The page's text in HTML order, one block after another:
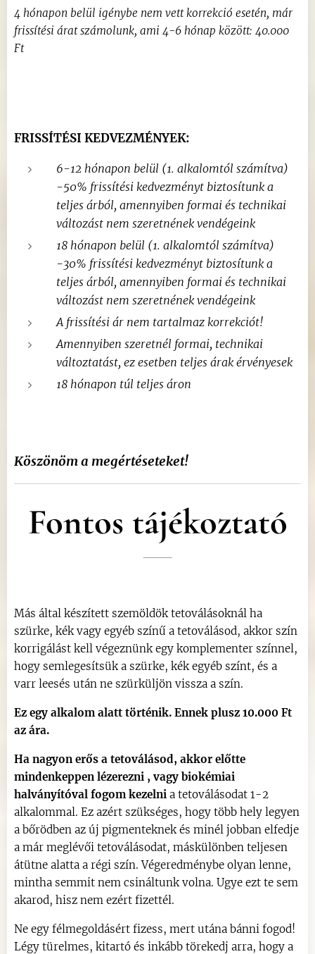
4 hónapon belül igénybe nem vett korrekció esetén, már
frissítési árat számolunk, ami 4-6 hónap között: 40.000
Ft
FRISSÍTÉSI KEDVEZMÉNYEK:
6-12 hónapon belül (1. alkalomtól számítva)
-50% frissítési kedvezményt biztosítunk a
teljes árból, amennyiben formai és technikai
változást nem szeretnének vendégeink
18 hónapon belül (1. alkalomtól számítva)
-30% frissítési kedvezményt biztosítunk a
teljes árból, amennyiben formai és technikai
változást nem szeretnének vendégeink
A frissítési ár nem tartalmaz korrekciót!
Amennyiben szeretnél formai, technikai
változtatást, ez esetben teljes árak érvényesek
18 hónapon túl teljes áron
Köszönöm a megértéseteket!
Fontos tájékoztató
Más által készített szemöldök tetoválásoknál ha
szürke, kék vagy egyéb színű a tetoválásod, akkor szín
korrigálást kell végeznünk egy komplementer színnel,
hogy semlegesítsük a szürke, kék egyéb színt, és a
varr leesés után ne szürküljön vissza a szín.
Ez egy alkalom alatt történik. Ennek plusz 10.000 Ft
az ára.
Ha nagyon erős a tetoválásod, akkor előtte
mindenkeppen lézerezni , vagy biokémiai
halványítóval fogom kezelni a tetoválásodat 1-2
alkalommal. Ez azért szükséges, hogy több hely legyen
a bőrödben az új pigmenteknek és minél jobban elfedje
a már meglévői tetoválásodat, máskülönben teljesen
átütne alatta a régi szín. Végeredménybe olyan lenne,
mintha semmit nem csináltunk volna. Ugye ezt te sem
akarod, hisz nem ezért fizettél.
Ne egy félmegoldásért fizess, mert utána bánni fogod!
Légy türelmes, kitartó és inkább törekedj arra, hogy a